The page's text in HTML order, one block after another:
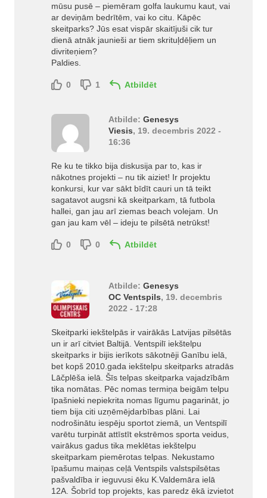
mūsu pusē – piemēram golfa laukumu kaut, vai
ar deviņām bedrītēm, vai ko citu. Kāpēc
skeitparks? Jūs esat vispār skaitījuši cik tur
dienā atnāk jaunieši ar tiem skrituļdēļiem un
divriteņiem?
Paldies.
0 1 Atbildēt
Atbilde: Genesys
Viesis, 19. decembris 2022 -
16:36
Re ku te tikko bija diskusija par to, kas ir
nākotnes projekti – nu tik aiziet! Ir projektu
konkursi, kur var sākt bīdīt cauri un tā teikt
sagatavot augsni kā skeitparkam, tā futbola
hallei, gan jau arī ziemas beach volejam. Un
gan jau kam vēl – ideju te pilsētā netrūkst!
0 0 Atbildēt
Atbilde: Genesys
OC Ventspils, 19. decembris
2022 - 17:28
Skeitparki iekštelpās ir vairākās Latvijas pilsētās
un ir arī citviet Baltijā. Ventspilī iekštelpu
skeitparks ir bijis ierīkots sākotnēji Ganību ielā,
bet kopš 2010.gada iekštelpu skeitparks atradās
Lāčplēša ielā. Šīs telpas skeitparka vajadzībām
tika nomātas. Pēc nomas termiņa beigām telpu
īpašnieki nepiekrita nomas līgumu pagarināt, jo
tiem bija citi uzņēmējdarbības plāni. Lai
nodrošinātu iespēju sportot ziemā, un Ventspilī
varētu turpināt attīstīt ekstrēmos sporta veidus,
vairākus gadus tika meklētas iekštelpu
skeitparkam piemērotas telpas. Nekustamo
īpašumu maiņas ceļā Ventspils valstspilsētas
pašvaldība ir ieguvusi ēku K.Valdemāra ielā
12A. Šobrīd top projekts, kas paredz ēkā izvietot